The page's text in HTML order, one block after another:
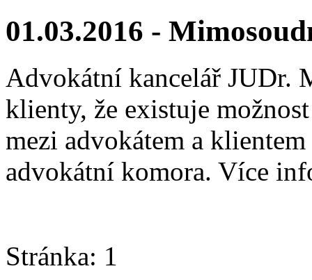
01.03.2016 -
Advokátní kancelář JUDr.
klienty, že existuje
mezi advokátem a
advokátní komora. Více
Stránka: 1